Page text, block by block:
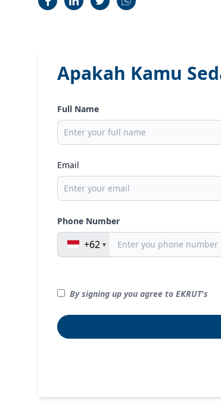
Apakah Kamu
Full Name
Email
Phone Number
+62
By signing up you agree to EKRUT's